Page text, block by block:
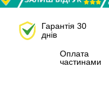
Гарантія 30
днів
Оплата
частинами